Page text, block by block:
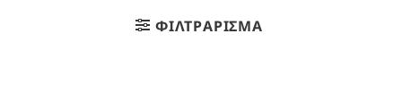
ΦΙΛΤΡΆΡΙΣΜΑ